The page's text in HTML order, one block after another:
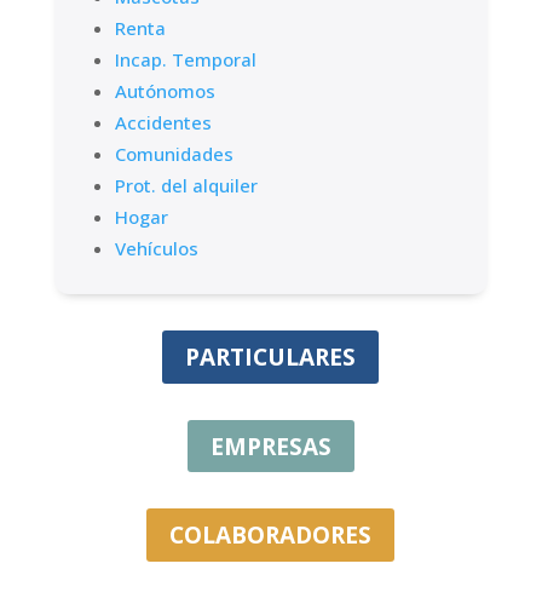
Renta
Incap. Temporal
Autónomos
Accidentes
Comunidades
Prot. del alquiler
Hogar
Vehículos
PARTICULARES
EMPRESAS
COLABORADORES